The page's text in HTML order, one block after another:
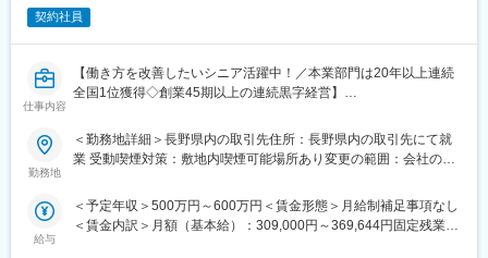
【ポジションの詳細】
※なるべくご自宅近くの案件先をご紹介できるよう努めております
・主な取引先：国土交通省、農林水産省、地方自治体、鉄道運輸
東日本大震災復興、他多数
・在籍人数：全国9支社にて約1,000名以上の技術が活躍しており
【ワークライフバランスが整う環境】
契約社員
仕事内容
【働き方を改善したいシニア活躍中！／本業部門は20年以上連続
全国1位獲得◇創業45期以上の連続黒字経営】
【職務概要】
当社は国土交通省、農林水産省や地方自治体などと業務委託契約
滑に進むよう施工管理や資料作成業務などを担当していただきま
す。
勤務地
＜勤務地詳細＞長野県内の取引先住所：長野県内の取引先にて就
業 受動喫煙対策：敷地内喫煙可能場所あり変更の範囲：会社の定
給与
＜予定年収＞500万円～600万円＜賃金形態＞月給制補足事項なし
＜賃金内訳＞月額（基本給）：309,000円～369,644円固定残業手